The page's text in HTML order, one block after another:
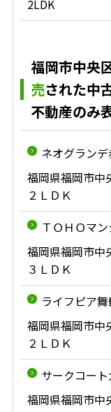
2LDK
福岡市中央
売された中
不動産のみ
ネオグラン
福岡県福岡市中
２ＬＤＫ
ＴＯＨＯマ
福岡県福岡市中
３ＬＤＫ
ライフピア
福岡県福岡市中
２ＬＤＫ
サークコー
福岡県福岡市中